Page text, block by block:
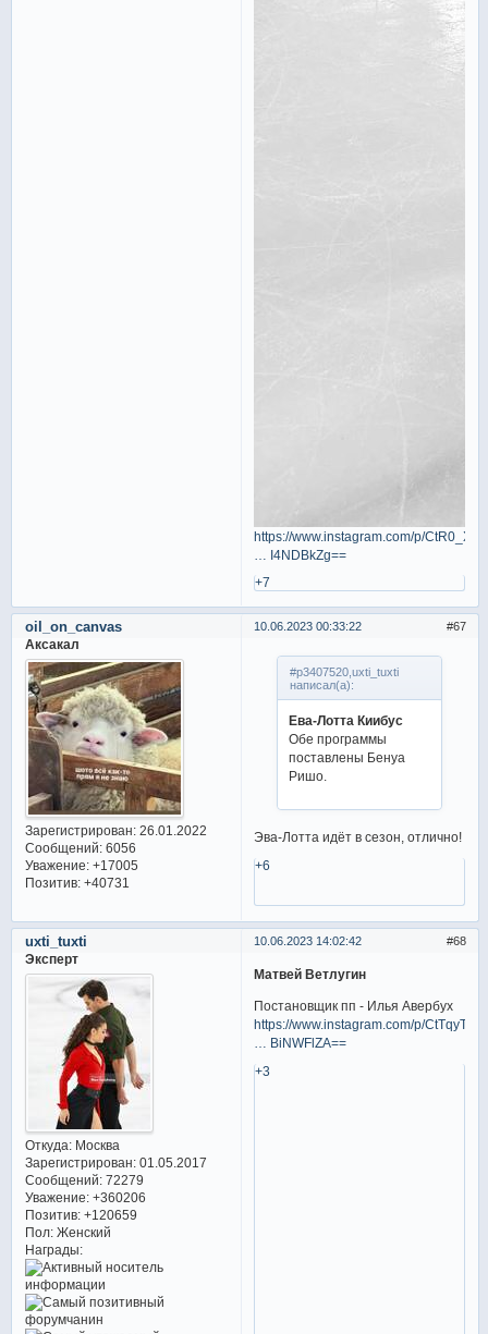
https://www.instagram.com/p/
… I4NDBkZg==
+7
67
10.06.2023 00:33:22
oil_on_canvas
Аксакал
Зарегистрирован: 26.01.2022
Сообщений:6056
Уважение: +17005
Позитив: +40731
#p3407520,uxti_tuxti
написал(а):
Ева-Лотта Киибус
Обе программы
поставлены Бенуа
Ришо.
Эва-Лотта идёт в сезон, отлично!
+6
68
10.06.2023 14:02:42
uxti_tuxti
Эксперт
Откуда:Москва
Зарегистрирован: 01.05.2017
Сообщений:72279
Уважение: +360206
Позитив: +120659
Пол:Женский
Награды:
Матвей Ветлугин
Постановщик пп - Илья Авербух
https://www.instagram.com/p/
… BiNWFlZA==
+3